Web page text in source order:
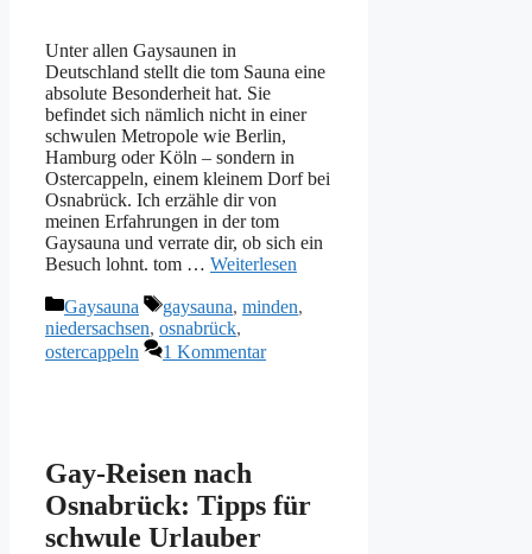
Unter allen Gaysaunen in
Deutschland stellt die tom Sauna eine
absolute Besonderheit hat. Sie
befindet sich nämlich nicht in einer
schwulen Metropole wie Berlin,
Hamburg oder Köln – sondern in
Ostercappeln, einem kleinem Dorf bei
Osnabrück. Ich erzähle dir von
meinen Erfahrungen in der tom
Gaysauna und verrate dir, ob sich ein
Besuch lohnt. tom … Weiterlesen
Kategorien
Gaysauna Schlagwörter
gaysauna, minden,
niedersachsen, osnabrück,
ostercappeln
1 Kommentar
Gay-Reisen nach
Osnabrück: Tipps für
schwule Urlauber